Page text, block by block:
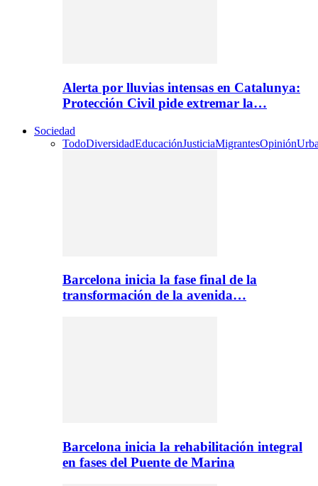
Alerta por lluvias intensas en Catalunya:
Protección Civil pide extremar la…
Sociedad
TodoDiversidadEducaciónJusticiaMigrantesOpinión
Barcelona inicia la fase final de la
transformación de la avenida…
Barcelona inicia la rehabilitación integral
en fases del Puente de Marina